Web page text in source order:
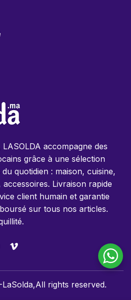
accompagne des
grâce à une sélection
quotidien : maison, cuisine,
Livraison rapide
client humain et garantie
sur tous nos articles.
rights reserved.